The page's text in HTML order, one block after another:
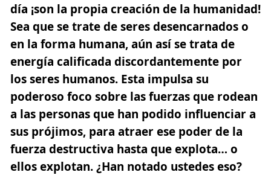
día ¡son la propia creación de la humanidad!
Sea que se trate de seres desencarnados o
en la forma humana, aún así se trata de
energía calificada discordantemente por
los seres humanos. Esta impulsa su
poderoso foco sobre las fuerzas que rodean
a las personas que han podido influenciar a
sus prójimos, para atraer ese poder de la
fuerza destructiva hasta que explota… o
ellos explotan. ¿Han notado ustedes eso?